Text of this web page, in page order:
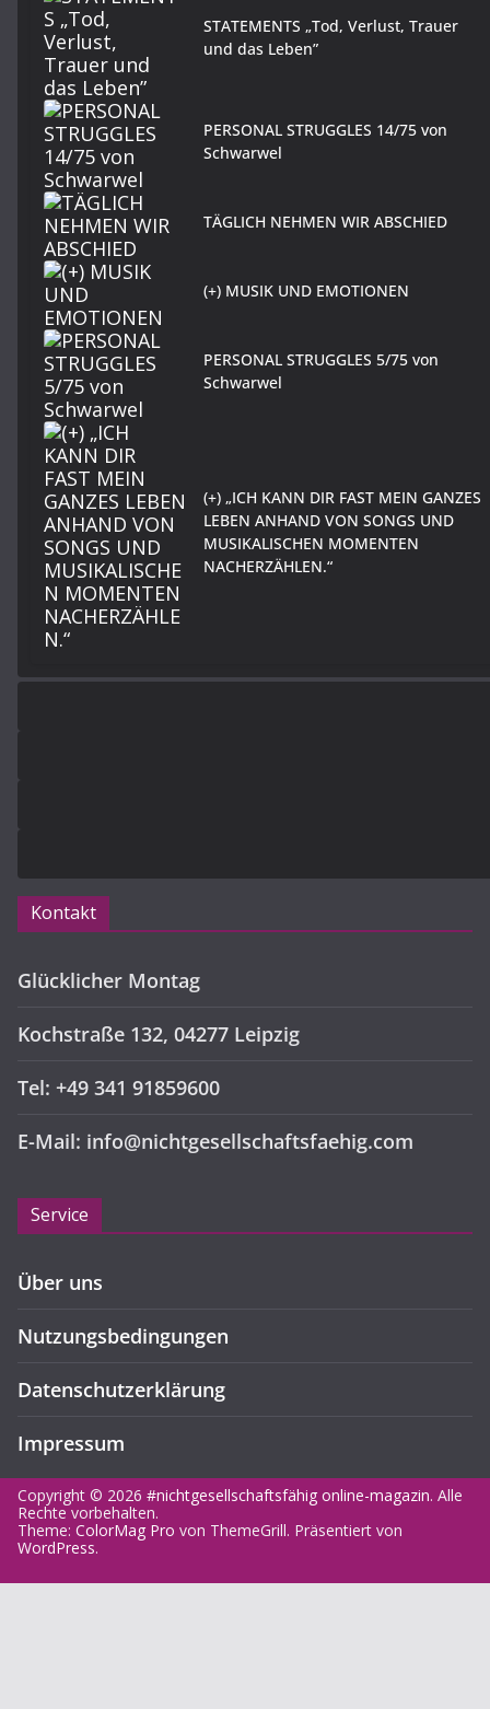
STATEMENTS „Tod, Verlust, Trauer
und das Leben”
PERSONAL STRUGGLES 14/75 von
Schwarwel
TÄGLICH NEHMEN WIR ABSCHIED
(+) MUSIK UND EMOTIONEN
PERSONAL STRUGGLES 5/75 von
Schwarwel
(+) „ICH KANN DIR FAST MEIN GANZES
LEBEN ANHAND VON SONGS UND
MUSIKALISCHEN MOMENTEN
NACHERZÄHLEN.“
Kontakt
Glücklicher Montag
Kochstraße 132, 04277 Leipzig
Tel: +49 341 91859600
E-Mail: info@nichtgesellschaftsfaehig.com
Service
Über uns
Nutzungsbedingungen
Datenschutzerklärung
Impressum
Copyright © 2026 #nichtgesellschaftsfähig online-magazin. Alle
Rechte vorbehalten.
Theme: ColorMag Pro von ThemeGrill. Präsentiert von
WordPress.